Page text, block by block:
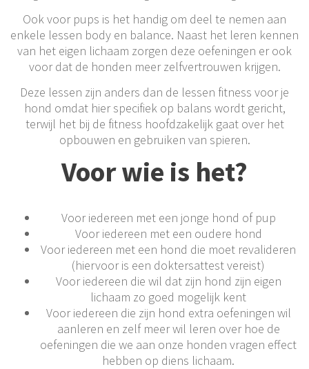
Ook voor pups is het handig om deel te nemen aan
enkele lessen body en balance. Naast het leren kennen
van het eigen lichaam zorgen deze oefeningen er ook
voor dat de honden meer zelfvertrouwen krijgen.
Deze lessen zijn anders dan de lessen fitness voor je
hond omdat hier specifiek op balans wordt gericht,
terwijl het bij de fitness hoofdzakelijk gaat over het
opbouwen en gebruiken van spieren.
Voor wie is het?
Voor iedereen met een jonge hond of pup
Voor iedereen met een oudere hond
Voor iedereen met een hond die moet revalideren
(hiervoor is een doktersattest vereist)
Voor iedereen die wil dat zijn hond zijn eigen
lichaam zo goed mogelijk kent
Voor iedereen die zijn hond extra oefeningen wil
aanleren en zelf meer wil leren over hoe de
oefeningen die we aan onze honden vragen effect
hebben op diens lichaam.